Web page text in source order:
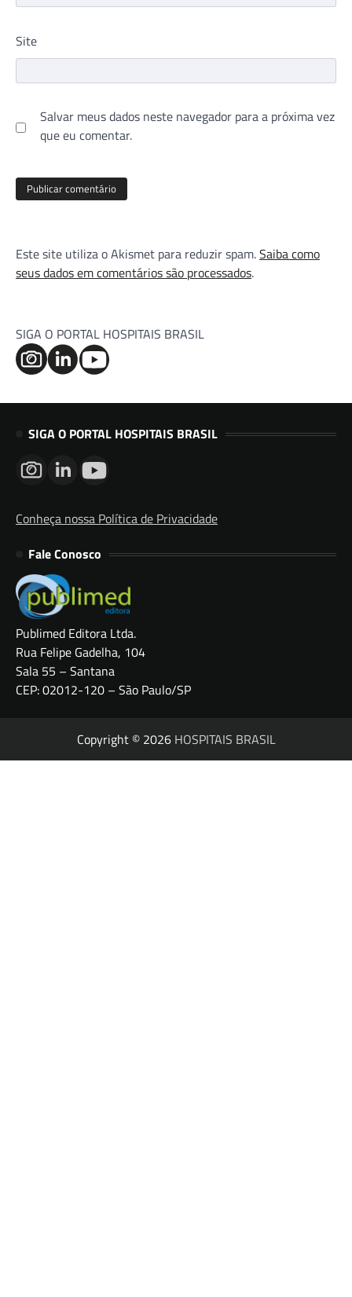
Site
Salvar meus dados neste navegador para a próxima vez
que eu comentar.
Este site utiliza o Akismet para reduzir spam.Saiba como
seus dados em comentários são processados.
SIGA O PORTAL HOSPITAIS BRASIL
SIGA O PORTAL HOSPITAIS BRASIL
Conheça nossa Política de Privacidade
Fale Conosco
Publimed Editora Ltda.
Rua Felipe Gadelha, 104
Sala 55 – Santana
CEP: 02012-120 – São Paulo/SP
Copyright © 2026 HOSPITAIS BRASIL